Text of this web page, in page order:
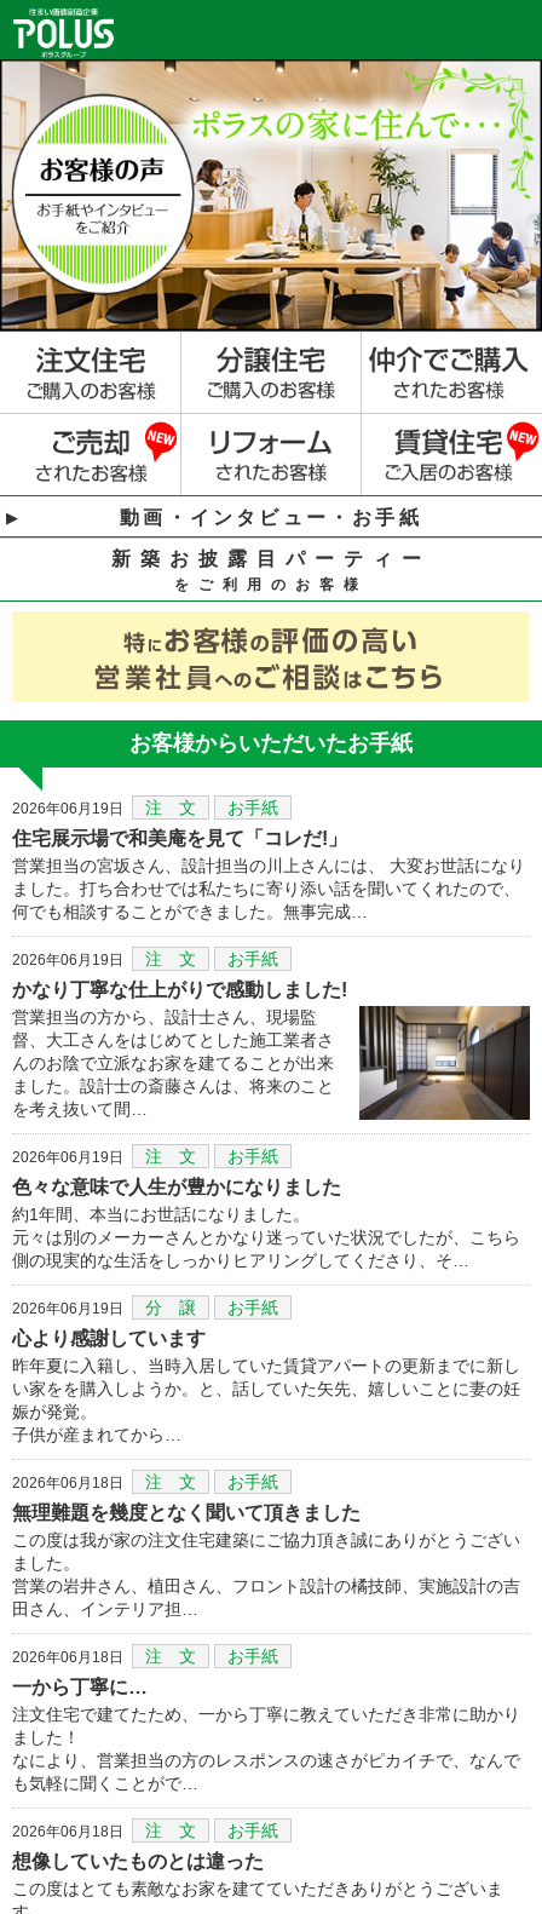
動画・インタビュー・お手紙
新築お披露目パーティー
をご利用のお客様
お客様からいただいたお手紙
2026年06月19日 注 文 お手紙
住宅展示場で和美庵を見て「コレだ!」
営業担当の宮坂さん、設計担当の川上さんには、 大変お世話になり
ました。打ち合わせでは私たちに寄り添い話を聞いてくれたので、
何でも相談することができました。無事完成…
2026年06月19日 注 文 お手紙
かなり丁寧な仕上がりで感動しました!
営業担当の方から、設計士さん、現場監
督、大工さんをはじめてとした施工業者さ
んのお陰で立派なお家を建てることが出来
ました。設計士の斎藤さんは、将来のこと
を考え抜いて間…
2026年06月19日 注 文 お手紙
色々な意味で人生が豊かになりました
約1年間、本当にお世話になりました。
元々は別のメーカーさんとかなり迷っていた状況でしたが、こちら
側の現実的な生活をしっかりヒアリングしてくださり、そ…
2026年06月19日 分 譲 お手紙
心より感謝しています
昨年夏に入籍し、当時入居していた賃貸アパートの更新までに新し
い家をを購入しようか。と、話していた矢先、嬉しいことに妻の妊
娠が発覚。
子供が産まれてから…
2026年06月18日 注 文 お手紙
無理難題を幾度となく聞いて頂きました
この度は我が家の注文住宅建築にご協力頂き誠にありがとうござい
ました。
営業の岩井さん、植田さん、フロント設計の橘技師、実施設計の吉
田さん、インテリア担…
2026年06月18日 注 文 お手紙
一から丁寧に…
注文住宅で建てたため、一から丁寧に教えていただき非常に助かり
ました！
なにより、営業担当の方のレスポンスの速さがピカイチで、なんで
も気軽に聞くことがで…
2026年06月18日 注 文 お手紙
想像していたものとは違った
この度はとても素敵なお家を建てていただきありがとうございま